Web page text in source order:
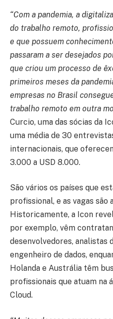
“Com a pandemia, a
do trabalho remoto,
e que possuem
passaram a ser desejados
que criou um processo de
primeiros meses da
empresas no Brasil
trabalho remoto em outra
Curcio, uma das sócias da
uma média de 30
internacionais, que
3.000 a USD 8.000.
São vários os países que
profissional, e as vagas são
Historicamente, a Icon
por exemplo, vêm
desenvolvedores, analistas
engenheiro de dados,
Holanda e Austrália têm
profissionais que atuam na
Cloud.